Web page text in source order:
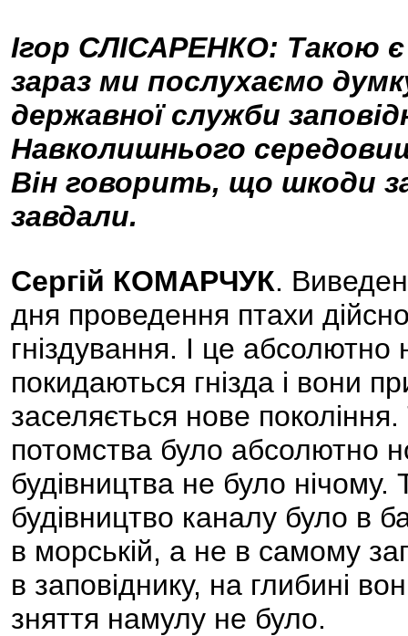
Ігор СЛІСАРЕНКО: Такою
зараз ми послухаємо
державної служби
Навколишнього
Він говорить, що шкоди
завдали.
Сергій КОМАРЧУК.
дня проведення птахи
гніздування. І це
покидаються гнізда і вони
заселяється нове
потомства було абсолютно
будівництва не було
будівництво каналу було в
в морській, а не в самому
в заповіднику, на глибині
зняття намулу не було.